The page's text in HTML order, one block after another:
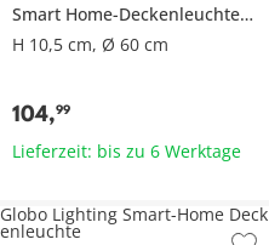
Smart Home-Deckenleuchte, 1-flammig
H 10,5 cm, Ø 60 cm
104,99
Lieferzeit: bis zu 6 Werktage
Globo Lighting Smart-Home Deck
enleuchte